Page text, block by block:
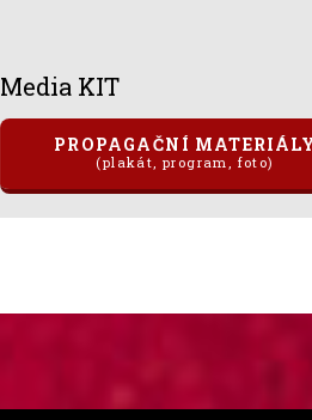
Media KIT
PROPAGAČNÍ
(plakát, program, foto)